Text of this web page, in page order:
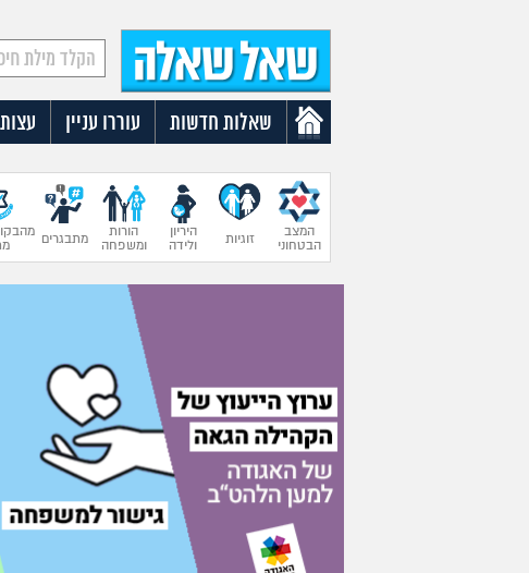
שאלות חדשות עוררו עניין עצות
המצב
הבטחוני
זוגיות
היריון
ולידה
הורות
ומשפחה
מתבגרים